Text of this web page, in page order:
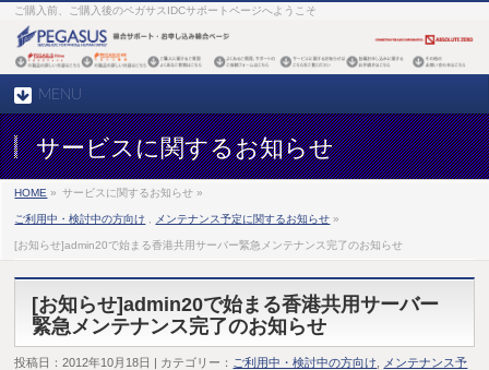
ご購入前、ご購入後のペガサスIDCサポートページへようこそ
MENU
サービスに関するお知らせ
HOME » サービスに関するお知らせ »
ご利用中・検討中の方向け メンテナンス予定に関するお知らせ »
[お知らせ]admin20で始まる香港共用サーバー緊急メンテナンス完了のお知らせ
[お知らせ]admin20で始まる香港共用サーバー
緊急メンテナンス完了のお知らせ
投稿日：2012年10月18日 | カテゴリー： ご利用中・検討中の方向け
メンテナンス予